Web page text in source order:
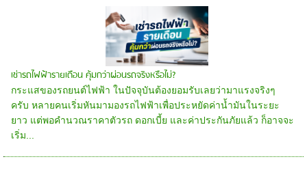
เช่ารถไฟฟ้ารายเดือน คุ้มกว่าผ่อนรถจริงหรือไม่?
กระแสของรถยนต์ไฟฟ้า ในปัจจุบันต้องยอมรับเลยว่ามาแรงจริงๆ
ครับ หลายคนเริ่มหันมามองรถไฟฟ้าเพื่อประหยัดค่าน้ำมันในระยะ
ยาว แต่พอคำนวณราคาตัวรถ ดอกเบี้ย และค่าประกันภัยแล้ว ก็อาจจะ
เริ่ม...